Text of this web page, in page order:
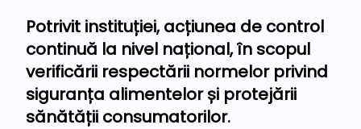
Potrivit instituției, acțiunea de control
continuă la nivel național, în scopul
verificării respectării normelor privind
siguranța alimentelor și protejării
sănătății consumatorilor.